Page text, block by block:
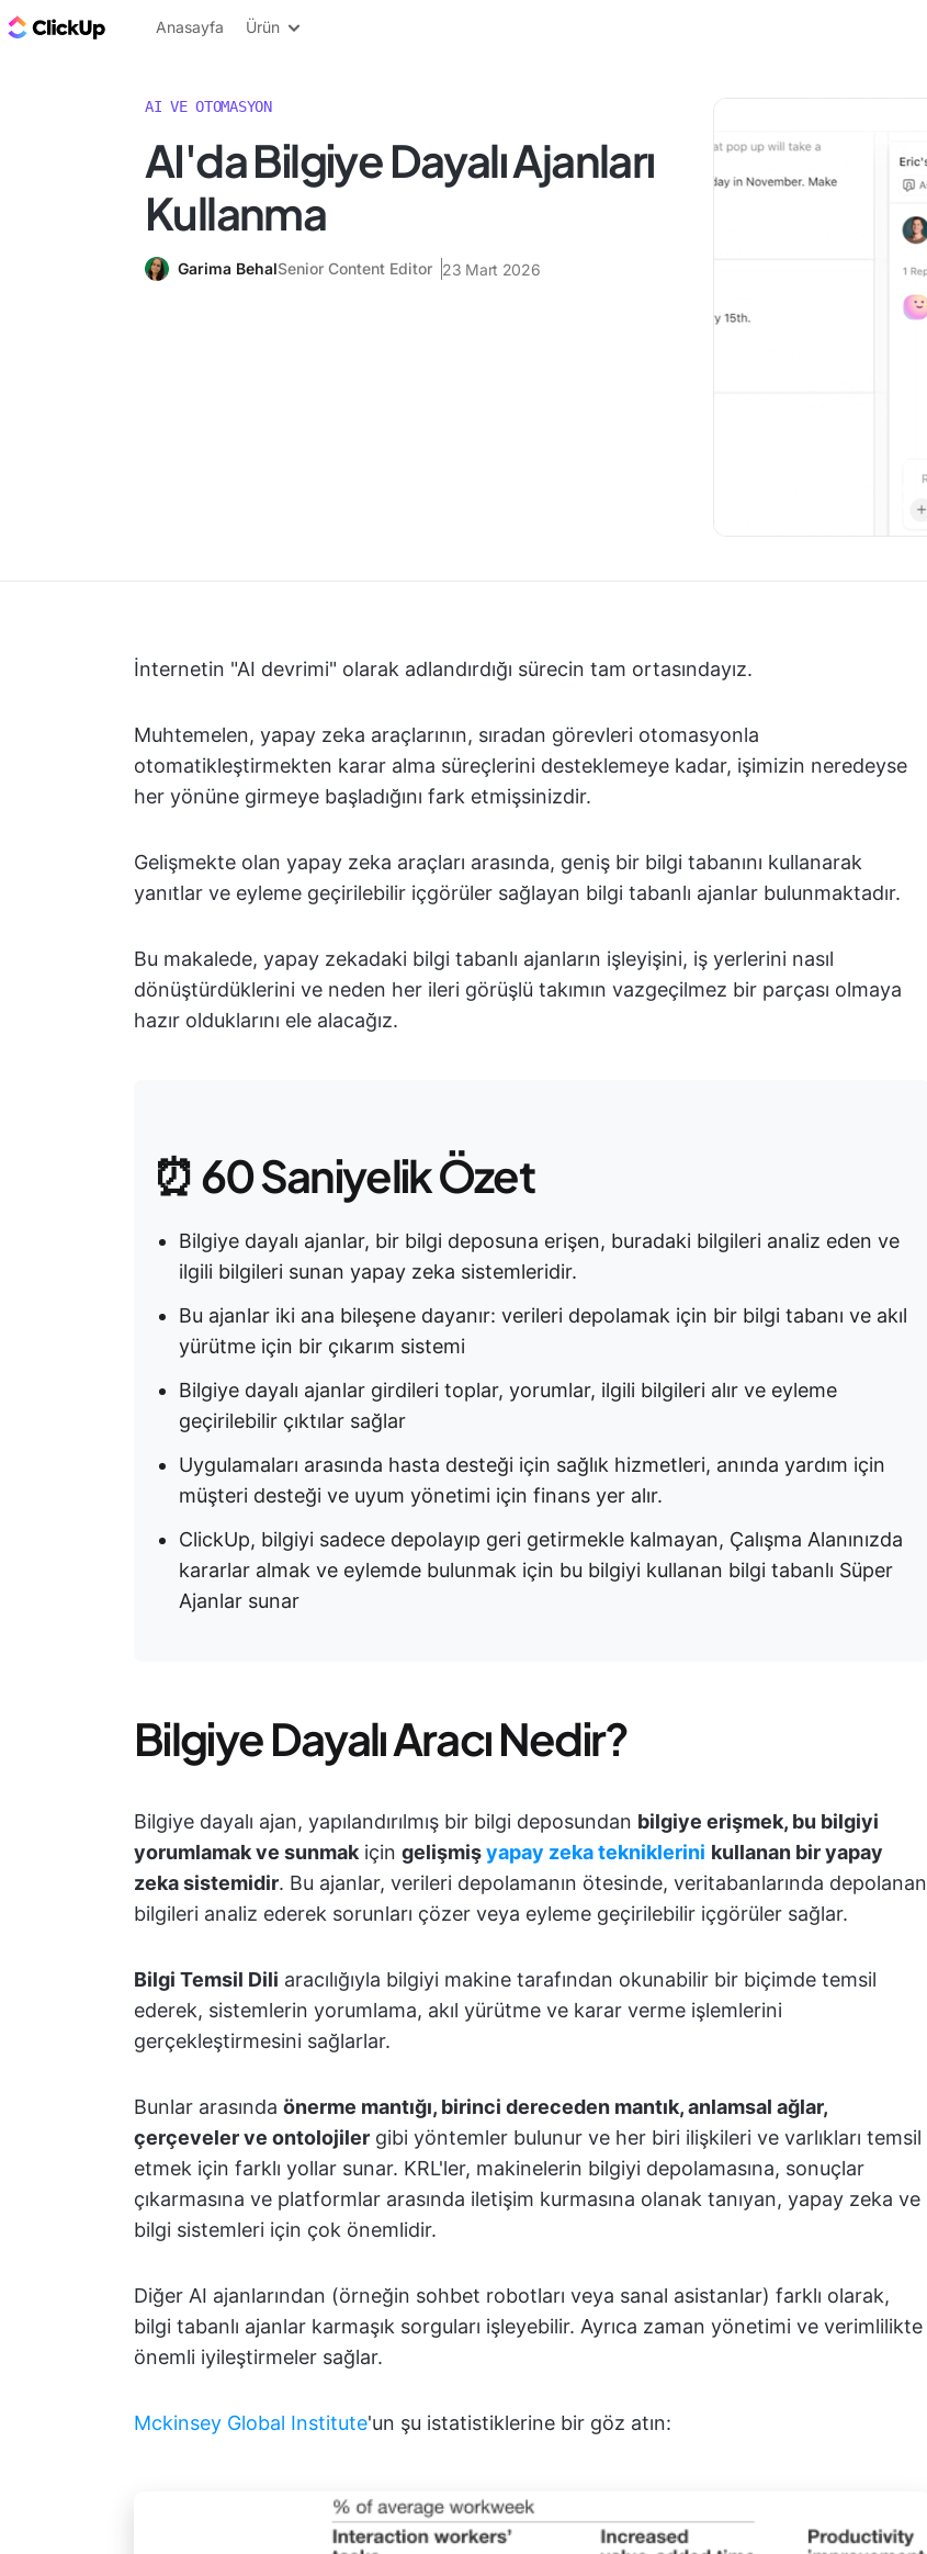
ClickUp Blog
Anasayfa Ürün
AI VE OTOMASYON
AI'da Bilgiye Dayalı Ajanları
Kullanma
Garima BehalSenior Content Editor 23 Mart 2026
İnternetin "AI devrimi" olarak adlandırdığı sürecin tam ortasındayız.
Muhtemelen, yapay zeka araçlarının, sıradan görevleri otomasyonla
otomatikleştirmekten karar alma süreçlerini desteklemeye kadar, işimizin neredeyse
her yönüne girmeye başladığını fark etmişsinizdir.
Gelişmekte olan yapay zeka araçları arasında, geniş bir bilgi tabanını kullanarak
yanıtlar ve eyleme geçirilebilir içgörüler sağlayan bilgi tabanlı ajanlar bulunmaktadır.
Bu makalede, yapay zekadaki bilgi tabanlı ajanların işleyişini, iş yerlerini nasıl
dönüştürdüklerini ve neden her ileri görüşlü takımın vazgeçilmez bir parçası olmaya
hazır olduklarını ele alacağız.
⏰ 60 Saniyelik Özet
Bilgiye dayalı ajanlar, bir bilgi deposuna erişen, buradaki bilgileri analiz eden ve
ilgili bilgileri sunan yapay zeka sistemleridir.
Bu ajanlar iki ana bileşene dayanır: verileri depolamak için bir bilgi tabanı ve akıl
yürütme için bir çıkarım sistemi
Bilgiye dayalı ajanlar girdileri toplar, yorumlar, ilgili bilgileri alır ve eyleme
geçirilebilir çıktılar sağlar
Uygulamaları arasında hasta desteği için sağlık hizmetleri, anında yardım için
müşteri desteği ve uyum yönetimi için finans yer alır.
ClickUp, bilgiyi sadece depolayıp geri getirmekle kalmayan, Çalışma Alanınızda
kararlar almak ve eylemde bulunmak için bu bilgiyi kullanan bilgi tabanlı Süper
Ajanlar sunar
Bilgiye Dayalı Aracı Nedir?
Bilgiye dayalı ajan, yapılandırılmış bir bilgi deposundan bilgiye erişmek, bu bilgiyi
yorumlamak ve sunmak için gelişmişyapay zeka tekniklerini kullanan bir yapay
zeka sistemidir. Bu ajanlar, verileri depolamanın ötesinde, veritabanlarında depolanan
bilgileri analiz ederek sorunları çözer veya eyleme geçirilebilir içgörüler sağlar.
Bilgi Temsil Dili aracılığıyla bilgiyi makine tarafından okunabilir bir biçimde temsil
ederek, sistemlerin yorumlama, akıl yürütme ve karar verme işlemlerini
gerçekleştirmesini sağlarlar.
Bunlar arasında önerme mantığı, birinci dereceden mantık, anlamsal ağlar,
çerçeveler ve ontolojiler gibi yöntemler bulunur ve her biri ilişkileri ve varlıkları temsil
etmek için farklı yollar sunar. KRL'ler, makinelerin bilgiyi depolamasına, sonuçlar
çıkarmasına ve platformlar arasında iletişim kurmasına olanak tanıyan, yapay zeka ve
bilgi sistemleri için çok önemlidir.
Diğer AI ajanlarından (örneğin sohbet robotları veya sanal asistanlar) farklı olarak,
bilgi tabanlı ajanlar karmaşık sorguları işleyebilir. Ayrıca zaman yönetimi ve verimlilikte
önemli iyileştirmeler sağlar.
Mckinsey Global Institute'un şu istatistiklerine bir göz atın: